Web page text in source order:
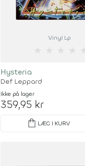
Vinyl Lp
Hysteria
Def Leppard
Ikke på lager
359,95 kr
shopping_bag LÆG I KURV